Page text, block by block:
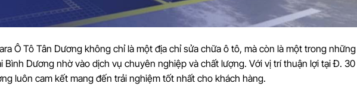
Ô Tô Tân Dương không chỉ là một địa chỉ sửa chữa ô tô, mà còn là một trong những
Bình Dương nhờ vào dịch vụ chuyên nghiệp và chất lượng. Với vị trí thuận lợi tại Đ. 30
luôn cam kết mang đến trải nghiệm tốt nhất cho khách hàng.